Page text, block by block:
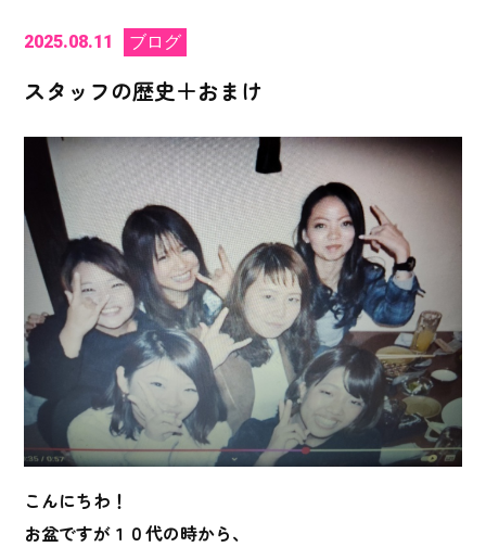
2025.08.11 ブログ
スタッフの歴史＋おまけ
こんにちわ！
お盆ですが１０代の時から、